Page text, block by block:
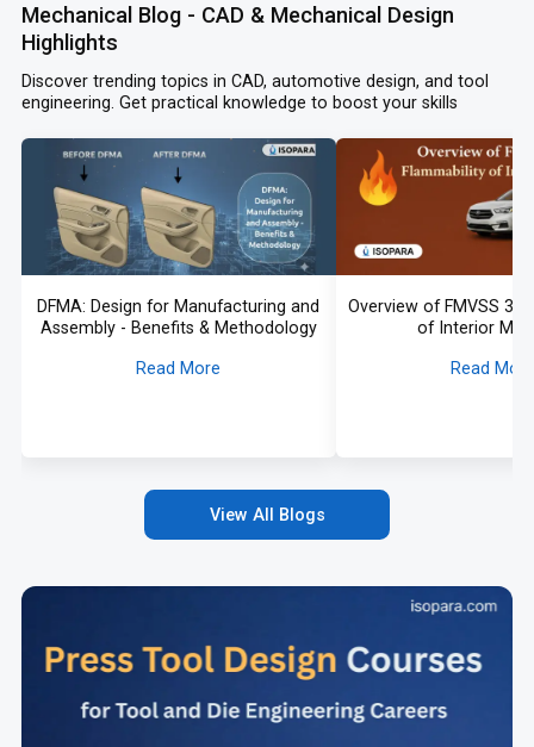
Mechanical Blog - CAD & Mechanical Design
Highlights
Discover trending topics in CAD, automotive design, and tool
engineering. Get practical knowledge to boost your skills
DFMA: Design for Manufacturing and
Assembly - Benefits & Methodology
Read More
Overview of FMVSS
of Interior
Read
View All Blogs